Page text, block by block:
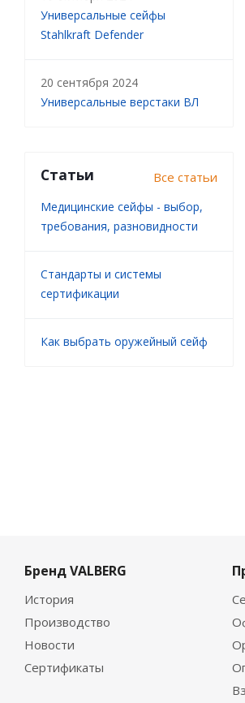
Универсальные сейфы
Stahlkraft Defender
20 сентября 2024
Универсальные верстаки ВЛ
Статьи Все статьи
Медицинские сейфы - выбор,
требования, разновидности
Стандарты и системы
сертификации
Как выбрать оружейный сейф
Бренд VALBERG
История
Производство
Новости
Сертификаты